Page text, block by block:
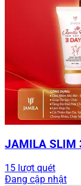
JAMILA SLIM
15 lượt quét
Đang cập nhật